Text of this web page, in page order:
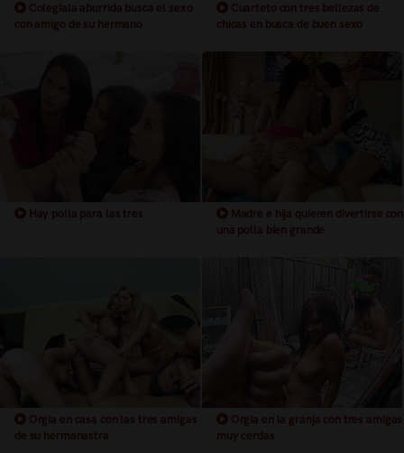
Colegiala aburrida busca el sexo
con amigo de su hermano
Cuarteto con tres bellezas de
chicas en busca de buen sexo
Hay polla para las tres
Madre e hija quieren divertirse con
una polla bien grande
Orgia en casa con las tres amigas
de su hermanastra
Orgia en la granja con tres amigas
muy cerdas